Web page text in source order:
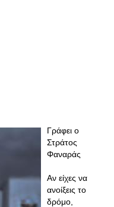
Γράφει ο
Στράτος
Φαναράς
Αν είχες να
ανοίξεις το
δρόμο,